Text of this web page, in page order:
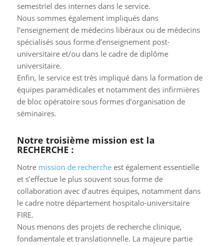
semestriel des internes dans le service.
Nous sommes également impliqués dans
l’enseignement de médecins libéraux ou de médecins
spécialisés sous forme d’enseignement post-
universitaire et/ou dans le cadre de diplôme
universitaire.
Enfin, le service est très impliqué dans la formation de
équipes paramédicales et notamment des infirmières
de bloc opératoire sous formes d’organisation de
séminaires.
Notre troisième mission est la
RECHERCHE :
Notre mission de rechercheest également essentielle
et s’effectue le plus souvent sous forme de
collaboration avec d’autres équipes, notamment dans
le cadre notre département hospitalo-universitaire
FIRE.
Nous menons des projets de recherche clinique,
fondamentale et translationnelle. La majeure partie